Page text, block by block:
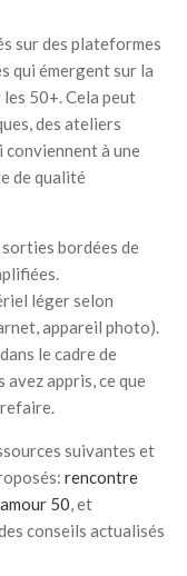
sur des plateformes
qui émergent sur la
50+. Cela peut
des ateliers
à une
de qualité
bordées de
léger selon
appareil photo).
le cadre de
appris, ce que
refaire.
suivantes et
rencontre
50, et
conseils actualisés